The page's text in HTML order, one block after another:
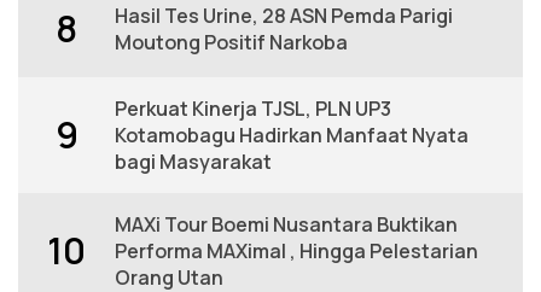
8
Hasil Tes Urine, 28 ASN Pemda Parigi
Moutong Positif Narkoba
9
Perkuat Kinerja TJSL, PLN UP3
Kotamobagu Hadirkan Manfaat Nyata
bagi Masyarakat
10
MAXi Tour Boemi Nusantara Buktikan
Performa MAXimal , Hingga Pelestarian
Orang Utan